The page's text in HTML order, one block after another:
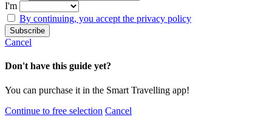
I'm
By continuing, you accept the privacy policy
Cancel
Don't have this guide yet?
You can purchase it in the Smart Travelling app!
Continue to free selection Cancel